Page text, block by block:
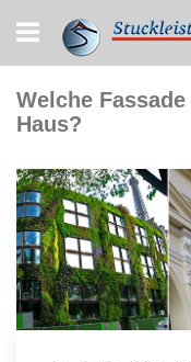
to
Content
Welche
Haus?